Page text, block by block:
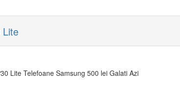
Lite
Lite Telefoane Samsung 500 lei Galati Azi